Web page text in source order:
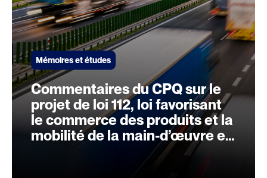
Mémoires et études
Commentaires du CPQ sur le
projet de loi 112, loi favorisant
le commerce des produits et la
mobilité de la main-d’œuvre en
provenance des autres